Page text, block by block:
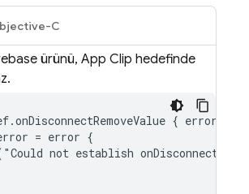
C
ürünü, App Clip hedefinde
{ error,
= error {
not establish onDisconnect